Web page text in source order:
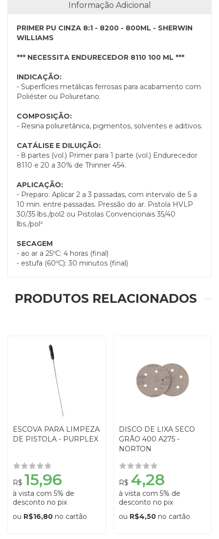
Informação Adicional
PRIMER PU CINZA 8:1 - 8200 - 800ML - SHERWIN
WILLIAMS
*** NECESSITA ENDURECEDOR 8110 100 ML ***
INDICAÇÃO:
- Superfícies metálicas ferrosas para acabamento com
Poliéster ou Poliuretano.
COMPOSIÇÃO:
- Resina poliuretânica, pigmentos, solventes e aditivos.
CATÁLISE E DILUIÇÃO:
- 8 partes (vol.) Primer para 1 parte (vol.) Endurecedor
8110 e 20 a 30% de Thinner 454.
APLICAÇÃO:
- Preparo: Aplicar 2 a 3 passadas, com intervalo de 5 a
10 min. entre passadas. Pressão do ar. Pistola HVLP
30/35 lbs./pol2 ou Pistolas Convencionais 35/40
lbs./pol²
SECAGEM
- ao ar a 25ºC: 4 horas (final)
- estufa (60ºC): 30 minutos (final)
PRODUTOS RELACIONADOS
ESCOVA PARA LIMPEZA
DE PISTOLA - PURPLEX
R$ 15,96
à vista com 5% de
desconto no pix
ou R$16,80 no cartão
DISCO DE LIXA SECO
GRÃO 400 A275 -
NORTON
R$ 4,28
à vista com 5% de
desconto no pix
ou R$4,50no cartão